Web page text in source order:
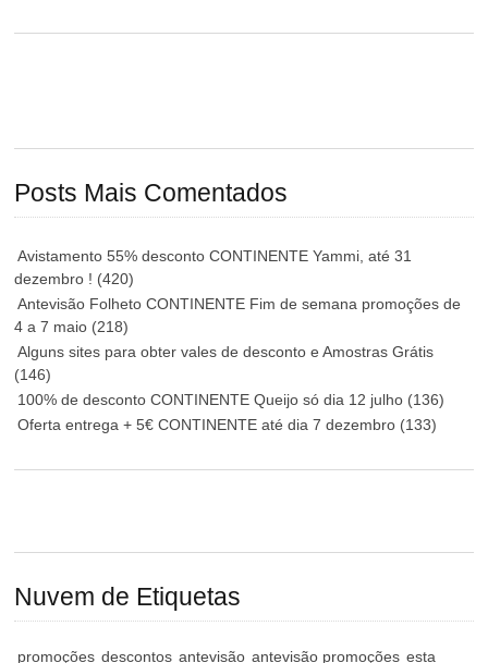
Posts Mais Comentados
Avistamento 55% desconto CONTINENTE Yammi, até 31
dezembro ! (420)
Antevisão Folheto CONTINENTE Fim de semana promoções de
4 a 7 maio (218)
Alguns sites para obter vales de desconto e Amostras Grátis
(146)
100% de desconto CONTINENTE Queijo só dia 12 julho (136)
Oferta entrega + 5€ CONTINENTE até dia 7 dezembro (133)
Nuvem de Etiquetas
promoções descontos antevisão antevisão promoções esta